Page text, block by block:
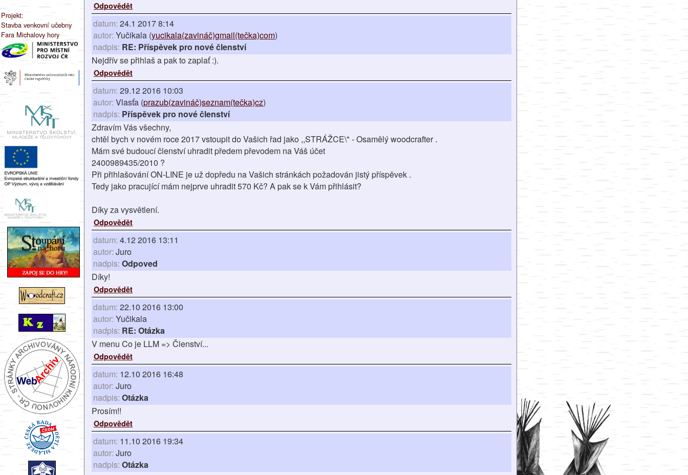
Projekt:
Stavba venkovní učebny
Fara Michalovy hory
Odpovědět
datum: 24.1 2017 8:14
autor: Yučikala (yucikala(zavináč)gmail(tečka)com)
nadpis: RE: Příspěvek pro nové členství
Nejdřív se přihlaš a pak to zaplať :).
Odpovědět
datum: 29.12 2016 10:03
autor: Vlasťa (prazub(zavináč)seznam(tečka)cz)
nadpis: Příspěvek pro nové členství
Zdravím Vás všechny,
chtěl bych v novém roce 2017 vstoupit do Vašich řad jako ,,STRÁŽCE\" - Osamělý woodcrafter .
Mám své budoucí členství uhradit předem převodem na Váš účet
2400989435/2010 ?
Při přihlašování ON-LINE je už dopředu na Vašich stránkách požadován jistý příspěvek .
Tedy jako pracující mám nejprve uhradit 570 Kč? A pak se k Vám přihlásit?
Díky za vysvětlení.
Odpovědět
datum: 4.12 2016 13:11
autor: Juro
nadpis: Odpoved
Díky!
Odpovědět
datum: 22.10 2016 13:00
autor: Yučikala
nadpis: RE: Otázka
V menu Co je LLM => Členství...
Odpovědět
datum: 12.10 2016 16:48
autor: Juro
nadpis: Otázka
Prosím!!
Odpovědět
datum: 11.10 2016 19:34
autor: Juro
nadpis: Otázka